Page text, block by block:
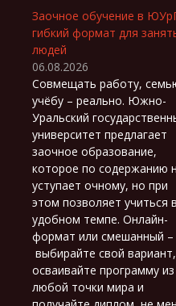
Заочное обучение в
гибкий формат для
людей
06.08.2026
Совмещать работу,
учёбу – реально. Южно-
Уральский
университет предлагает
заочное образование,
которое по содержанию
уступает очному, но при
этом позволяет учиться в
удобном темпе. Онлайн-
формат или смешанный –
выбирайте свой вариант,
осваивайте программу из
любой точки мира и